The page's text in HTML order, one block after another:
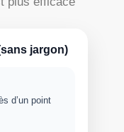
jargon)
d’un point